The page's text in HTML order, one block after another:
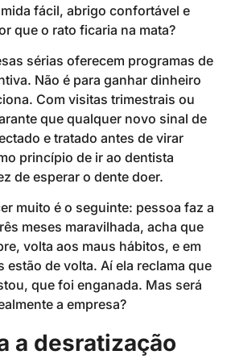
fácil, abrigo confortável e
que o rato ficaria na mata?
sérias oferecem programas de
Não é para ganhar dinheiro
Com visitas trimestrais ou
que qualquer novo sinal de
e tratado antes de virar
princípio de ir ao dentista
de esperar o dente doer.
muito é o seguinte: pessoa faz a
meses maravilhada, acha que
volta aos maus hábitos, e em
estão de volta. Aí ela reclama que
que foi enganada. Mas será
a empresa?
a desratização